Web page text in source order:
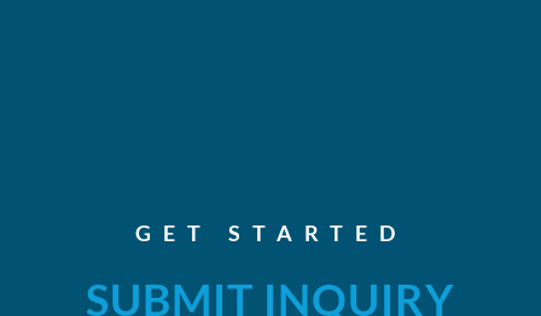
GET STARTED
SUBMIT INQUIRY